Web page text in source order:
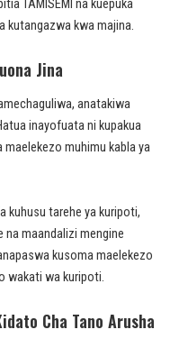
TAMISEMI na kuepuka
kutangazwa kwa majina.
Jina
anatakiwa
inayofuata ni kupakua
muhimu kabla ya
kuhusu tarehe ya kuripoti,
maandalizi mengine
kusoma maelekezo
wakati wa kuripoti.
Cha Tano Arusha